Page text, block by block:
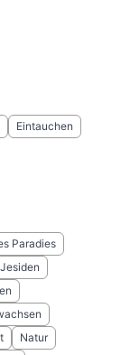
Eintauchen
Paradies
Jesiden
Natur